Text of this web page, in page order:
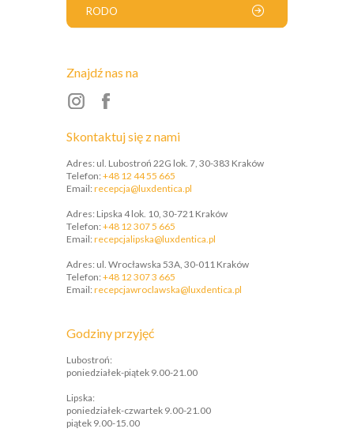
RODO
Znajdź nas na
Skontaktuj się z nami
Adres: ul. Lubostroń 22G lok. 7, 30-383 Kraków
Telefon: +48 12 44 55 665
Email: recepcja@luxdentica.pl
Adres: Lipska 4 lok. 10, 30-721 Kraków
Telefon: +48 12 307 5 665
​Email: recepcjalipska@luxdentica.pl
Adres: ul. Wrocławska 53A, 30-011 Kraków
Telefon: +48 12 307 3 665
​Email: recepcjawroclawska@luxdentica.pl
Godziny przyjęć
Lubostroń:
poniedziałek-piątek 9.00-21.00
Lipska:
poniedziałek-czwartek 9.00-21.00
piątek 9.00-15.00